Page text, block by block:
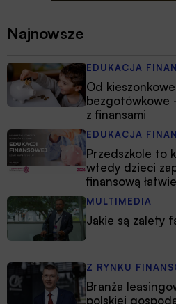
Najnowsze
EDUKACJA
Od
bezgotówkowe
z finansami
EDUKACJA
Przedszkole to
wtedy dzieci
finansową
MULTIMEDIA
Jakie są zalety
Z RYNKU
Branża
polskiej